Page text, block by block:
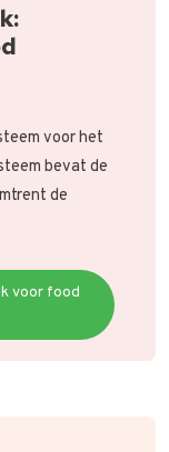
voor het
bevat de
de
voor food